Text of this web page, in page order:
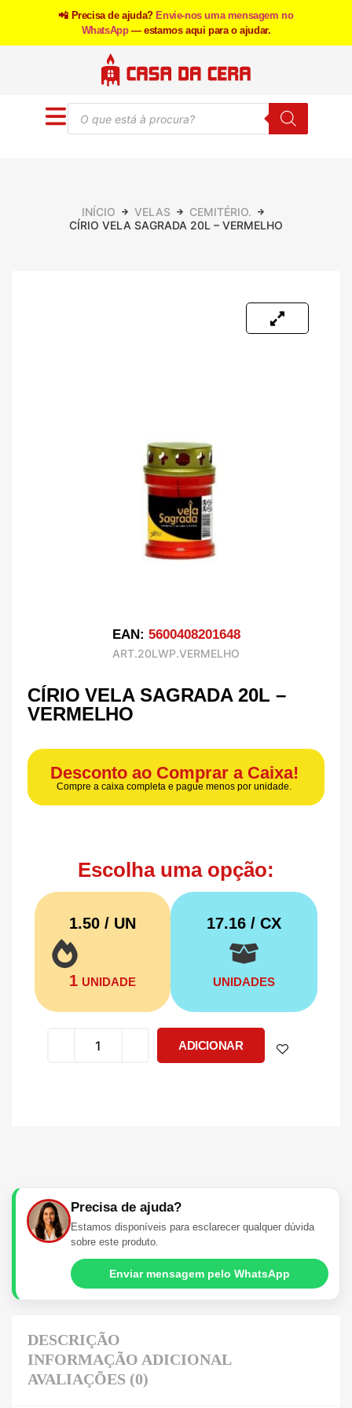
📲 Precisa de ajuda? Envie-nos uma mensagem no
WhatsApp — estamos aqui para o ajudar.
INÍCIO VELAS
CEMITÉRIO.
CÍRIO VELA SAGRADA 20L – VERMELHO
EAN: 5600408201648
ART.20LWP.VERMELHO
CÍRIO VELA SAGRADA 20L –
VERMELHO
Desconto ao Comprar a Caixa!
Compre a caixa completa e pague menos por unidade.
Escolha uma opção:
1.50 / UN
1 UNIDADE
17.16/ CX
UNIDADES
ADICIONAR
Precisa de ajuda?
Estamos disponíveis para esclarecer qualquer dúvida
sobre este produto.
Enviar mensagem pelo WhatsApp
DESCRIÇÃO
INFORMAÇÃO ADICIONAL
AVALIAÇÕES (0)